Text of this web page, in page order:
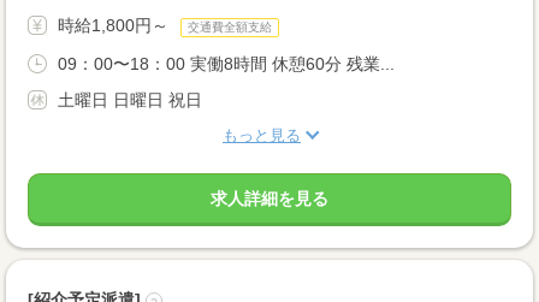
時給1,800円～ 交通費全額支給
09：00〜18：00 実働8時間 休憩60分 残業...
土曜日 日曜日 祝日
もっと見る
求人詳細を見る